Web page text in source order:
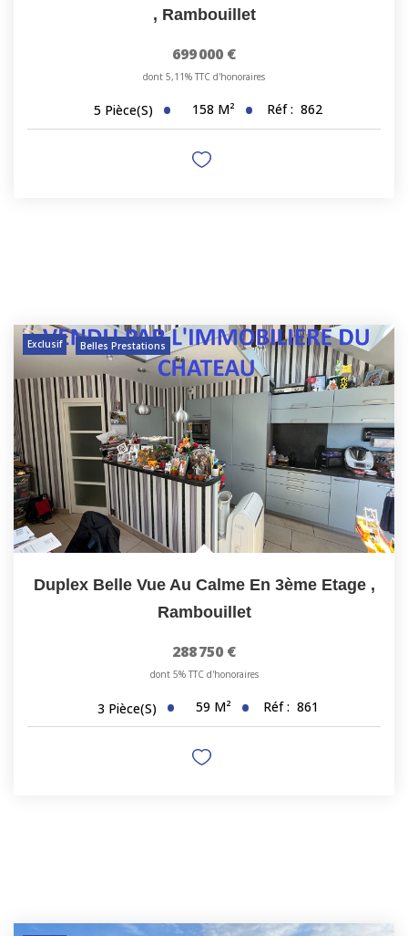
, Rambouillet
699 000 €
dont 5,11% TTC d'honoraires
5 Pièce(s) 158 M² Réf : 862
Exclusif Belles Prestations
Duplex Belle Vue Au Calme En 3ème Etage ,
Rambouillet
288 750 €
dont 5% TTC d'honoraires
3 Pièce(s) 59 M² Réf : 861